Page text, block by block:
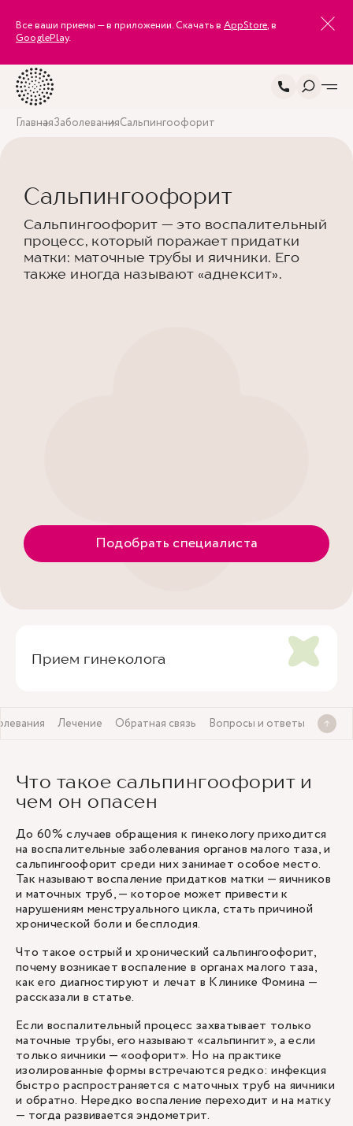
Все ваши приемы — в приложении. Скачать в AppStore, в
GooglePlay.
ГлавнаяЗаболеванияСальпингоофорит
Сальпингоофорит
Сальпингоофорит — это воспалительный
процесс, который поражает придатки
матки: маточные трубы и яичники. Его
также иногда называют «аднексит».
Подобрать специалиста
Прием гинеколога
Лечение Обратная связь Вопросы и ответы
Что такое сальпингоофорит и
чем он опасен
До 60% случаев обращения к гинекологу приходится
на воспалительные заболевания органов малого таза, и
сальпингоофорит среди них занимает особое место.
Так называют воспаление придатков матки — яичников
и маточных труб, — которое может привести к
нарушениям менструального цикла, стать причиной
хронической боли и бесплодия.
Что такое острый и хронический сальпингоофорит,
почему возникает воспаление в органах малого таза,
как его диагностируют и лечат в Клинике Фомина —
рассказали в статье.
Если воспалительный процесс захватывает только
маточные трубы, его называют «сальпингит», а если
только яичники — «оофорит». Но на практике
изолированные формы встречаются редко: инфекция
быстро распространяется с маточных труб на яичники
и обратно. Нередко воспаление переходит и на матку
— тогда развивается эндометрит.